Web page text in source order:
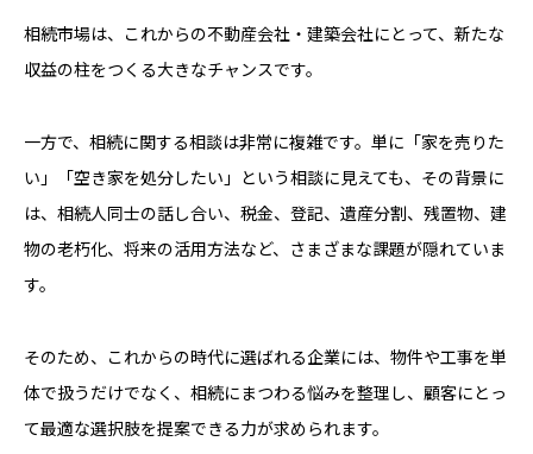
相続市場は、これからの不動産会社・建築会社にとって、新たな
収益の柱をつくる大きなチャンスです。
一方で、相続に関する相談は非常に複雑です。単に「家を売りた
い」「空き家を処分したい」という相談に見えても、その背景に
は、相続人同士の話し合い、税金、登記、遺産分割、残置物、建
物の老朽化、将来の活用方法など、さまざまな課題が隠れていま
す。
そのため、これからの時代に選ばれる企業には、物件や工事を単
体で扱うだけでなく、相続にまつわる悩みを整理し、顧客にとっ
て最適な選択肢を提案できる力が求められます。